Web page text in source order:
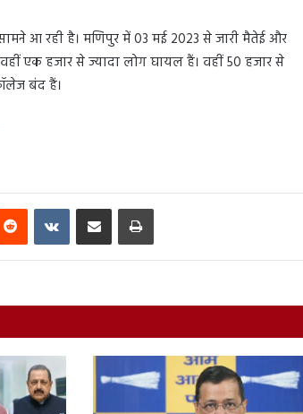
आ रही है। मणिपुर में 03 मई 2023 से जारी मैतेई और
एक हजार से ज्यादा लोग घायल हैं। वहीं 50 हजार से
बंद हैं।
Reddit VKontakteShare via Email Print